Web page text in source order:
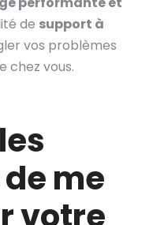
de support à
vos problèmes
chez vous.
me